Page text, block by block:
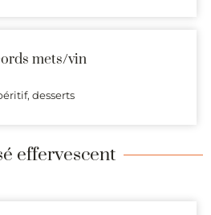
mets/vin
desserts
effervescent